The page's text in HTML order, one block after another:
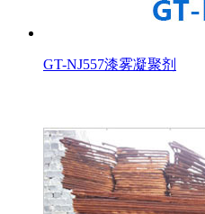
GT-NJ557漆雾凝聚剂